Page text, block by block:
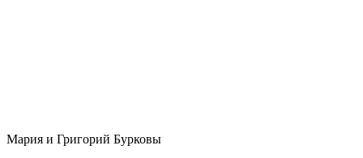
Мария и Григорий Бурковы